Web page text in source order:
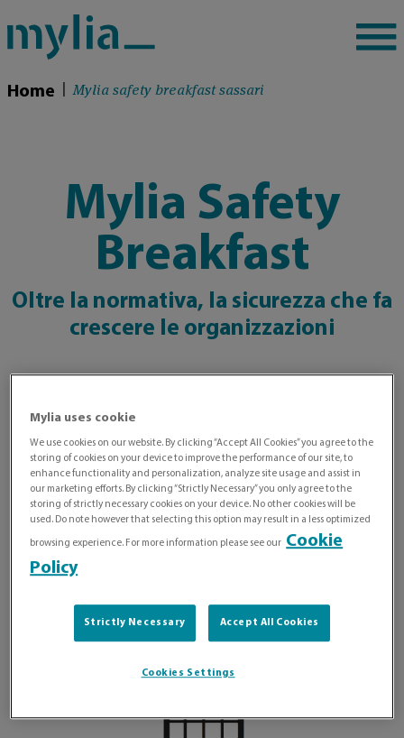
Home Mylia safety breakfast sassari
Mylia Safety
Breakfast
Oltre la normativa, la sicurezza che fa
crescere le organizzazioni
DATA
Mylia uses cookie
We use cookies on our website. By clicking “Accept All Cookies” you agree to the
storing of cookies on your device to improve the performance of our site, to
enhance functionality and personalization, analyze site usage and assist in
our marketing efforts. By clicking “Strictly Necessary” you only agree to the
storing of strictly necessary cookies on your device. No other cookies will be
used. Do note however that selecting this option may result in a less optimized
browsing experience. For more information please see our Cookie
Policy
Strictly Necessary Accept All Cookies
Cookies Settings